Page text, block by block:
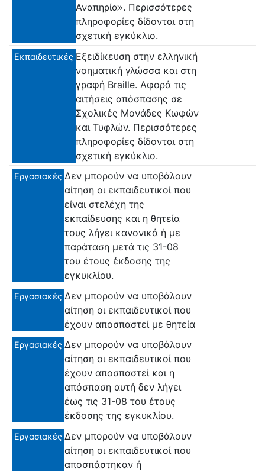
Αναπηρία». Περισσότερες
πληροφορίες δίδονται στη
σχετική εγκύκλιο.
Εκπαιδευτικές Εξειδίκευση στην ελληνική
νοηματική γλώσσα και στη
γραφή Braille. Αφορά τις
αιτήσεις απόσπασης σε
Σχολικές Μονάδες Κωφών
και Τυφλών. Περισσότερες
πληροφορίες δίδονται στη
σχετική εγκύκλιο.
Εργασιακές Δεν μπορούν να υποβάλουν
αίτηση οι εκπαιδευτικοί που
είναι στελέχη της
εκπαίδευσης και η θητεία
τους λήγει κανονικά ή με
παράταση μετά τις 31-08
του έτους έκδοσης της
εγκυκλίου.
Εργασιακές Δεν μπορούν να υποβάλουν
αίτηση οι εκπαιδευτικοί που
έχουν αποσπαστεί με θητεία
Εργασιακές Δεν μπορούν να υποβάλουν
αίτηση οι εκπαιδευτικοί που
έχουν αποσπαστεί και η
απόσπαση αυτή δεν λήγει
έως τις 31-08 του έτους
έκδοσης της εγκυκλίου.
Εργασιακές Δεν μπορούν να υποβάλουν
αίτηση οι εκπαιδευτικοί που
αποσπάστηκαν ή